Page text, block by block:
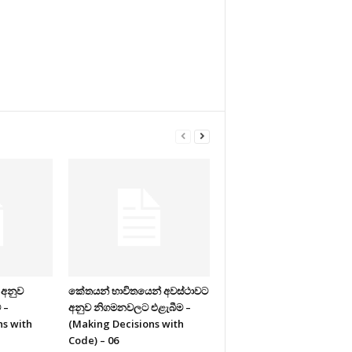
with
කේතයන් භාවිතයෙන් අවස්ථාවට
අනුව නිගමනවලට එළැබීම –
(Making Decisions with
Code) – 06